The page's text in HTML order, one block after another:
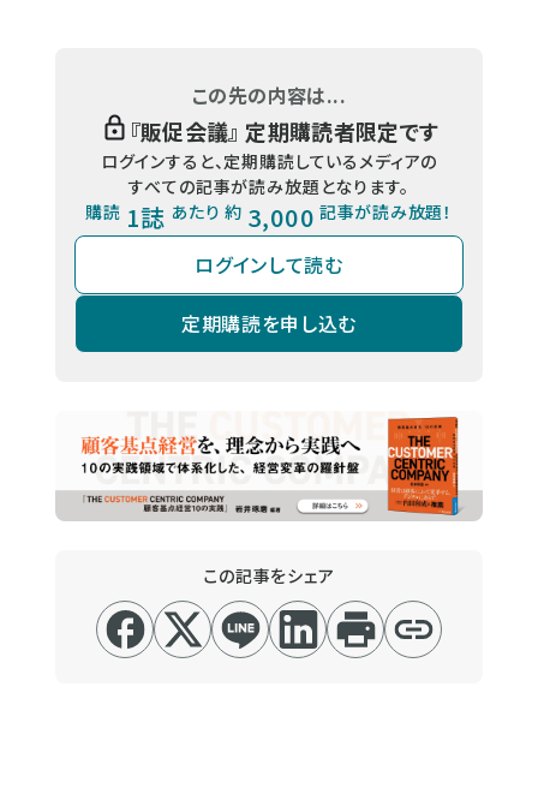
この先の内容は...
『販促会議』 定期購読者限定です
ログインすると、定期購読しているメディアの
すべての記事が読み放題となります。
購読 1誌 あたり 約 3,000 記事が読み放題！
ログインして読む
定期購読を申し込む
この記事をシェア